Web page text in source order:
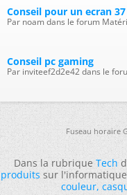
Conseil pour un ecran
Par noam dans le forum
Conseil pc gaming
Par inviteef2d2e42 dans le
Fuseau horaire
Dans la rubriqueTech
produitssur
couleur,